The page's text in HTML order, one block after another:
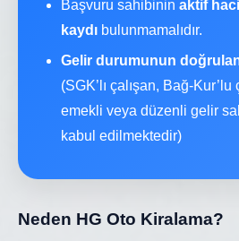
Başvuru sahibinin aktif
kaydı bulunmamalıdır.
Gelir durumunun
(SGK’lı çalışan, Bağ-Kur’lu
emekli veya düzenli gelir
kabul edilmektedir)
Neden HG Oto Kiralama?